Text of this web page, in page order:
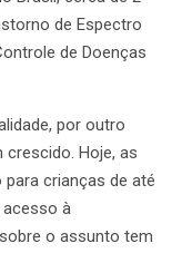
de Espectro
de Doenças
por outro
Hoje, as
crianças de até
acesso à
o assunto tem